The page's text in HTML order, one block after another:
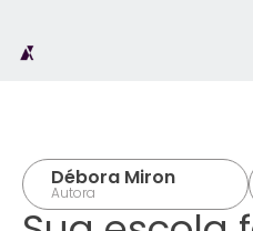
Débora Miron
Autora